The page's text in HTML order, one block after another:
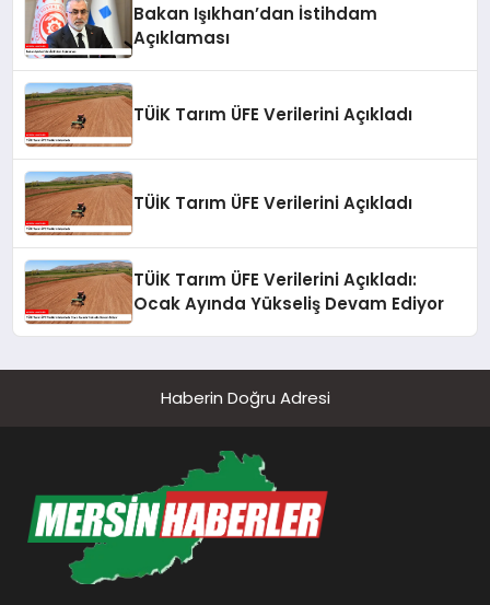
Bakan Işıkhan’dan İstihdam
Açıklaması
TÜİK Tarım ÜFE Verilerini Açıkladı
TÜİK Tarım ÜFE Verilerini Açıkladı
TÜİK Tarım ÜFE Verilerini Açıkladı:
Ocak Ayında Yükseliş Devam Ediyor
Haberin Doğru Adresi